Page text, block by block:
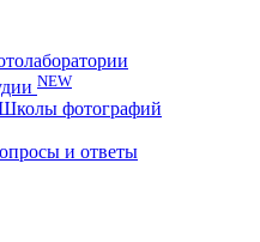
NEW
фотографий
и ответы